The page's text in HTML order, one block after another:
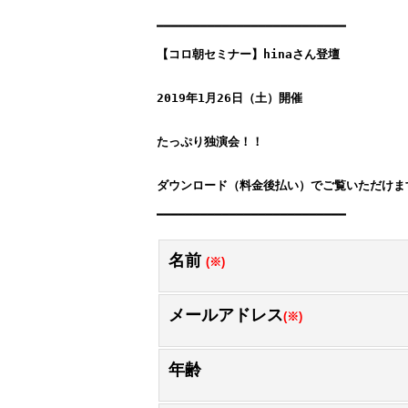
━━━━━━━━━━━━━━━━━━━━━━━━━━
【コロ朝セミナー】hinaさん登壇
2019年1月26日（土）開催
たっぷり独演会！！
ダウンロード（料金後払い）でご覧いただけま
━━━━━━━━━━━━━━━━━━━━━━━━━━
名前 (※)
メールアドレス(※)
年齢